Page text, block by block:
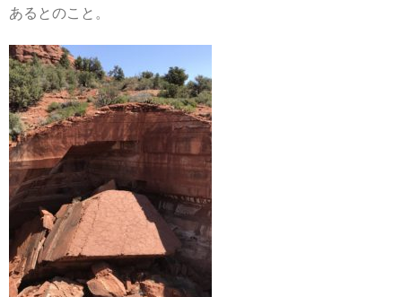
あるとのこと。